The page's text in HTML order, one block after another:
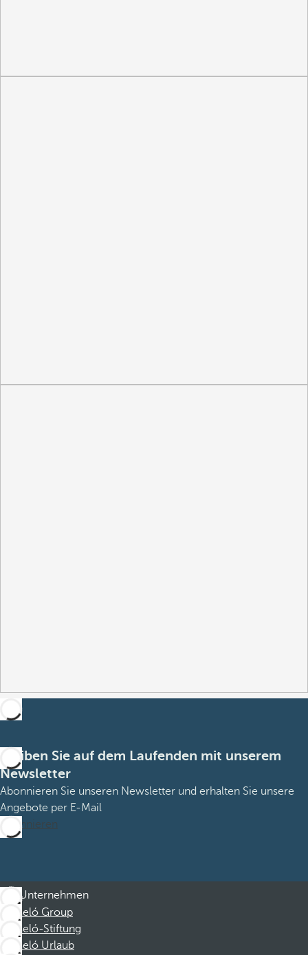
Bleiben Sie auf dem Laufenden mit unserem
Newsletter
Abonnieren Sie unseren Newsletter und erhalten Sie unsere
Angebote per E-Mail
Abonnieren
Unternehmen
Barceló Group
Barceló-Stiftung
Barceló Urlaub